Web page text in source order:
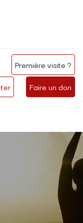
Faire un don
Première visite ?